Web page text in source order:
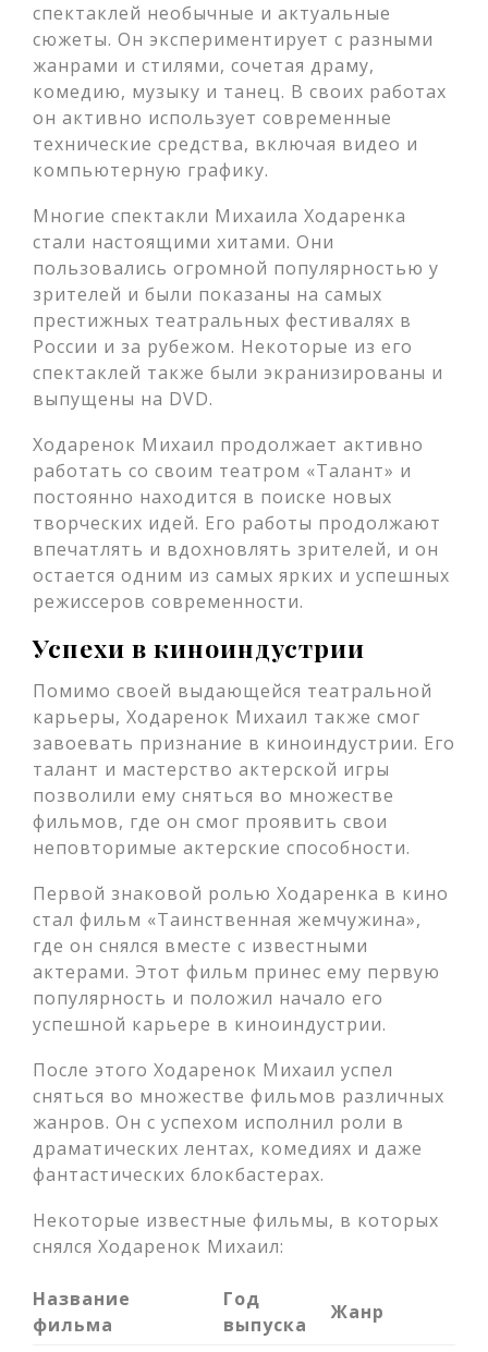
спектаклей необычные и актуальные
сюжеты. Он экспериментирует с разными
жанрами и стилями, сочетая драму,
комедию, музыку и танец. В своих работах
он активно использует современные
технические средства, включая видео и
компьютерную графику.
Многие спектакли Михаила Ходаренка
стали настоящими хитами. Они
пользовались огромной популярностью у
зрителей и были показаны на самых
престижных театральных фестивалях в
России и за рубежом. Некоторые из его
спектаклей также были экранизированы и
выпущены на DVD.
Ходаренок Михаил продолжает активно
работать со своим театром «Талант» и
постоянно находится в поиске новых
творческих идей. Его работы продолжают
впечатлять и вдохновлять зрителей, и он
остается одним из самых ярких и успешных
режиссеров современности.
Успехи в киноиндустрии
Помимо своей выдающейся театральной
карьеры, Ходаренок Михаил также смог
завоевать признание в киноиндустрии. Его
талант и мастерство актерской игры
позволили ему сняться во множестве
фильмов, где он смог проявить свои
неповторимые актерские способности.
Первой знаковой ролью Ходаренка в кино
стал фильм «Таинственная жемчужина»,
где он снялся вместе с известными
актерами. Этот фильм принес ему первую
популярность и положил начало его
успешной карьере в киноиндустрии.
После этого Ходаренок Михаил успел
сняться во множестве фильмов различных
жанров. Он с успехом исполнил роли в
драматических лентах, комедиях и даже
фантастических блокбастерах.
Некоторые известные фильмы, в которых
снялся Ходаренок Михаил:
Название
фильма
Год
выпуска
Жанр